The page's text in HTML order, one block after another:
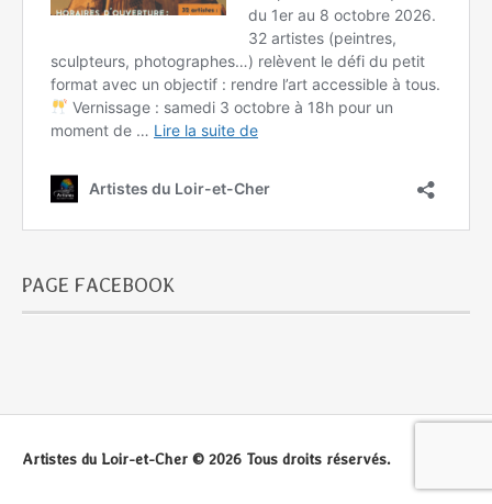
PAGE FACEBOOK
Artistes du Loir-et-Cher © 2026 Tous droits réservés.